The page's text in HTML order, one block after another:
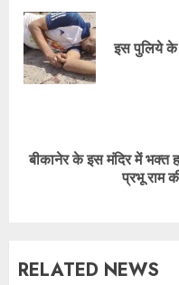
Reading
इस पुलिये के
Next
बीकानेर के इस मंदिर में भक्त
प्रभू राम
RELATED NEWS